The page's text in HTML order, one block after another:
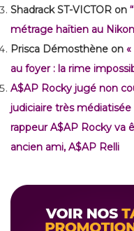
Shadrack ST-VICTOR on
métrage haïtien au
Prisca Démosthène on
au foyer : la rime
A$AP Rocky jugé non
judiciaire très
rappeur A$AP Rocky va
ancien ami, A$AP Relli